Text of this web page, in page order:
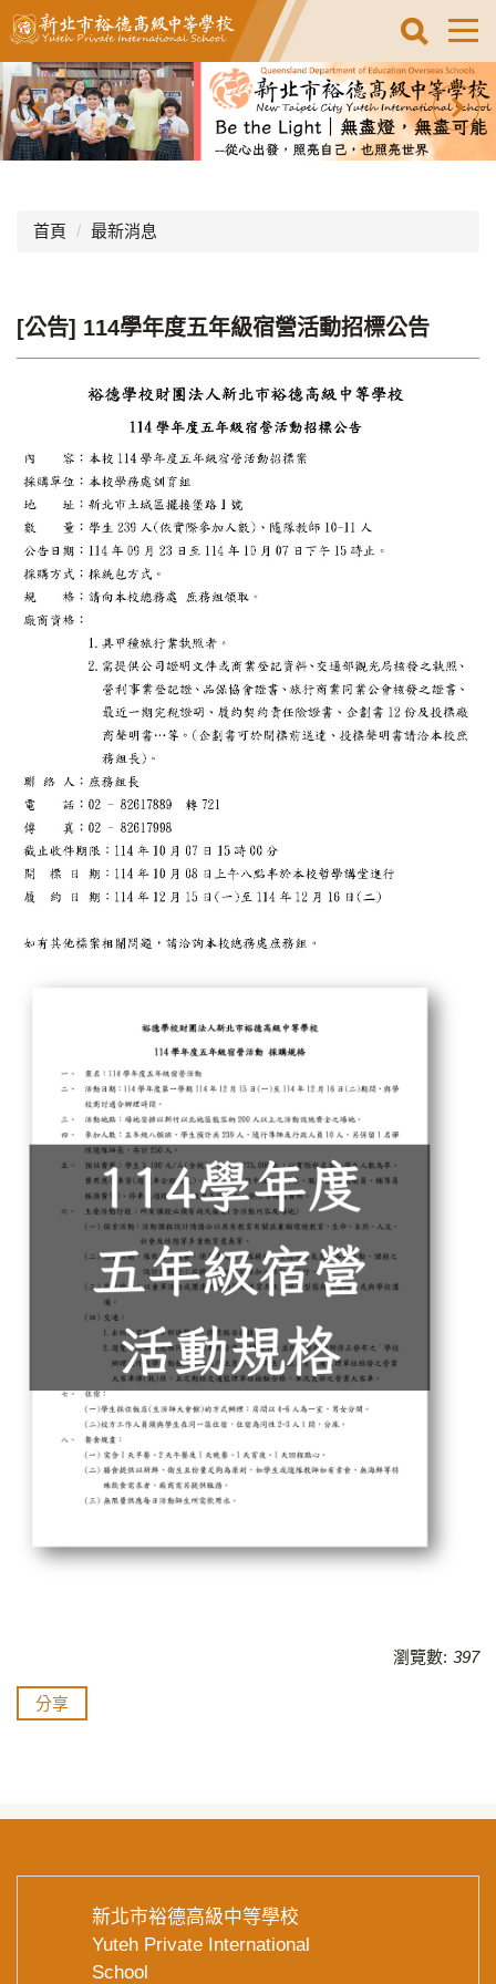
跳
到
主
要
內
容
區
首頁 最新消息
[公告] 114學年度五年級宿營活動招標公告
瀏覽數: 397
分享
新北市裕德高級中等學校
Yuteh Private International
School